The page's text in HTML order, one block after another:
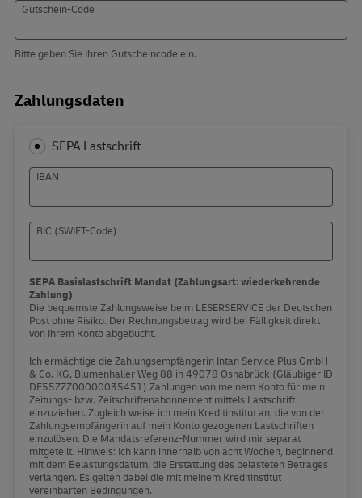
Gutschein-Code
Bitte geben Sie Ihren Gutscheincode ein.
Zahlungsdaten
SEPA Lastschrift
IBAN
BIC (SWIFT-Code)
SEPA Basislastschrift Mandat (Zahlungsart: wiederkehrende
Zahlung)
Die bequemste Zahlungsweise beim LESERSERVICE der Deutschen
Post ohne Risiko. Der Rechnungsbetrag wird bei Fälligkeit direkt
von Ihrem Konto abgebucht.
Ich ermächtige die Zahlungsempfängerin Intan Service Plus GmbH
& Co. KG, Blumenhaller Weg 88 in 49078 Osnabrück (Gläubiger ID
DE55ZZZ00000035451) Zahlungen von meinem Konto für mein
Zeitungs- bzw. Zeitschriftenabonnement mittels Lastschrift
einzuziehen. Zugleich weise ich mein Kreditinstitut an, die von der
Zahlungsempfängerin auf mein Konto gezogenen Lastschriften
einzulösen. Die Mandatsreferenz-Nummer wird mir separat
mitgeteilt. Hinweis: Ich kann innerhalb von acht Wochen, beginnend
mit dem Belastungsdatum, die Erstattung des belasteten Betrages
verlangen. Es gelten dabei die mit meinem Kreditinstitut
vereinbarten Bedingungen.